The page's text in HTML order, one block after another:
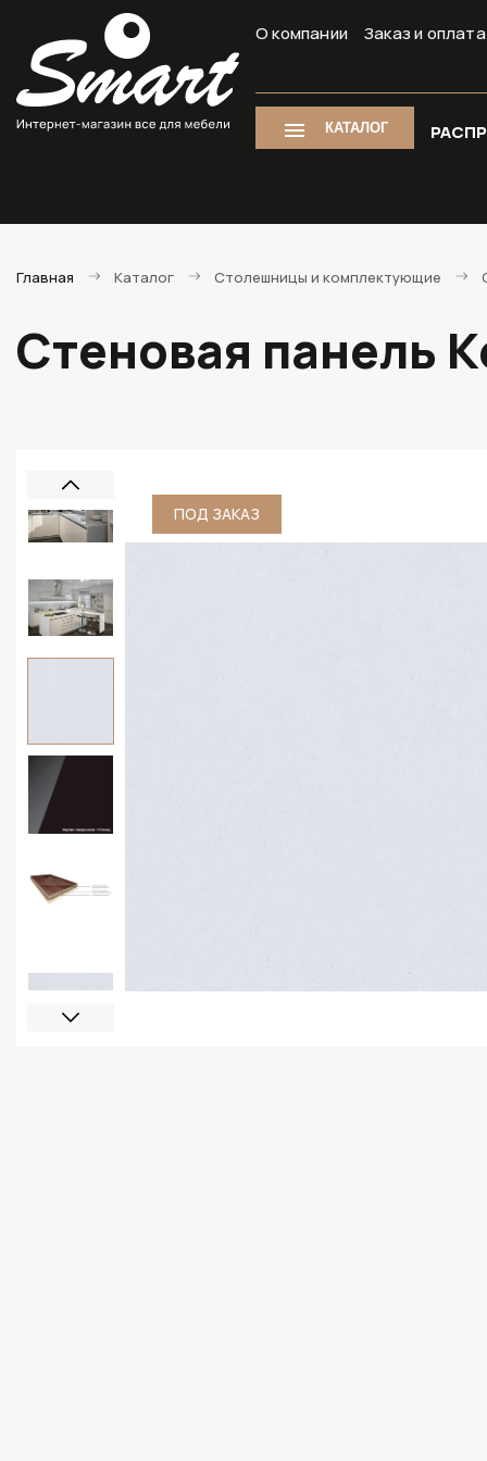
О компании Заказ и оплата
КАТАЛОГ
Главная Каталог Столешницы и комплектующие
Стеновая панель
ПОД ЗАКАЗ